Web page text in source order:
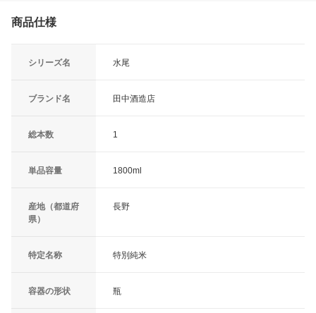
商品仕様
シリーズ名 水尾
ブランド名 田中酒造店
総本数 1
単品容量 1800ml
産地（都道府
県）
長野
特定名称 特別純米
容器の形状 瓶